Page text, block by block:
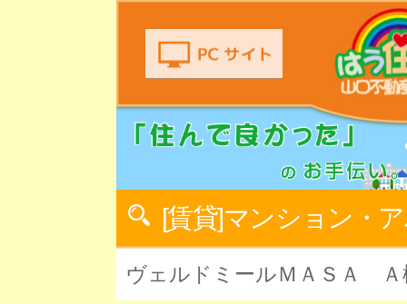
[賃貸]マンション・
ヴェルドミールＭＡＳＡ Ａ